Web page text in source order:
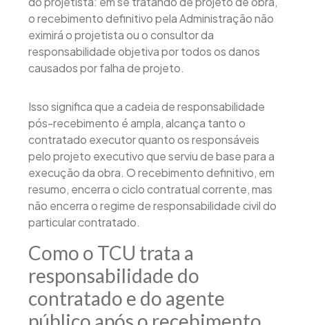
o recebimento definitivo pela Administração não
eximirá o projetista ou o consultor da
responsabilidade objetiva por todos os danos
causados por falha de projeto.
Isso significa que a cadeia de responsabilidade
pós-recebimento é ampla, alcança tanto o
contratado executor quanto os responsáveis
pelo projeto executivo que serviu de base para a
execução da obra. O recebimento definitivo, em
resumo, encerra o ciclo contratual corrente, mas
não encerra o regime de responsabilidade civil do
particular contratado.
Como o TCU trata a
responsabilidade do
contratado e do agente